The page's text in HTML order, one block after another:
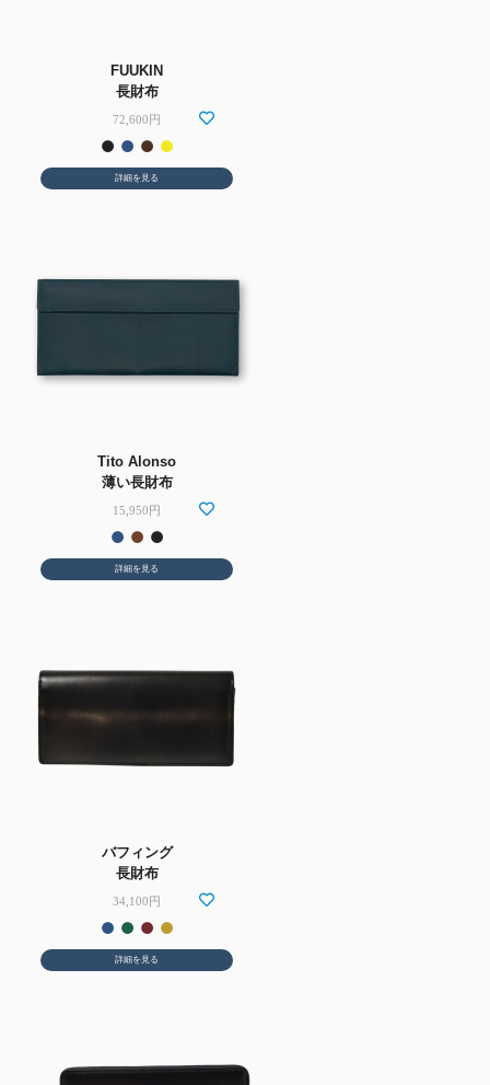
FUUKIN
長財布
72,600円
詳細を見る
Tito Alonso
薄い長財布
15,950円
詳細を見る
バフィング
長財布
34,100円
詳細を見る